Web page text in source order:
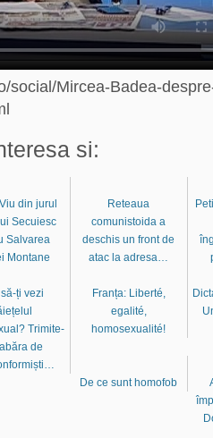
social/Mircea-Badea-
si:
din jurul
Secuiesc
Salvarea
Montane
Reteaua
comunistoida a
deschis un front de
atac la adresa…
ți vezi
Trimite-
de
Franța: Liberté,
egalité,
homosexualité!
De ce sunt homofob